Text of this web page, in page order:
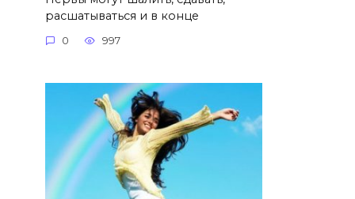
расшатываться и в конце
0 997